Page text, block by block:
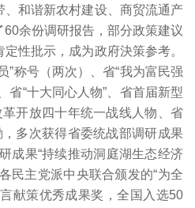
和谐新农村建设、商贸流通产
余份调研报告，部分政策建议
性批示，成为政府決策参考。
”称号（两次）、省“我为富民强
省“十大同心人物”、省首届新型
革开放四十年统一战线人物、省
，多次获得省委统战部调研成果
成果“持续推动洞庭湖生态经济
民主党派中央联合颁发的“为全
献策优秀成果奖，全国入选50